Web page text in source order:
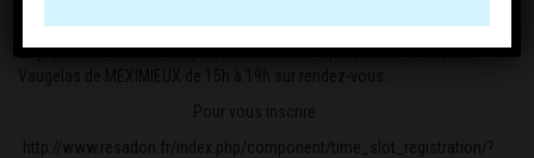
La prochaine collecte est prévue le vendredi 9 juillet 2021 à l’espace
Pour vous inscrire :
http://www.resadon.fr/index.php/component/time_slot_registration/?